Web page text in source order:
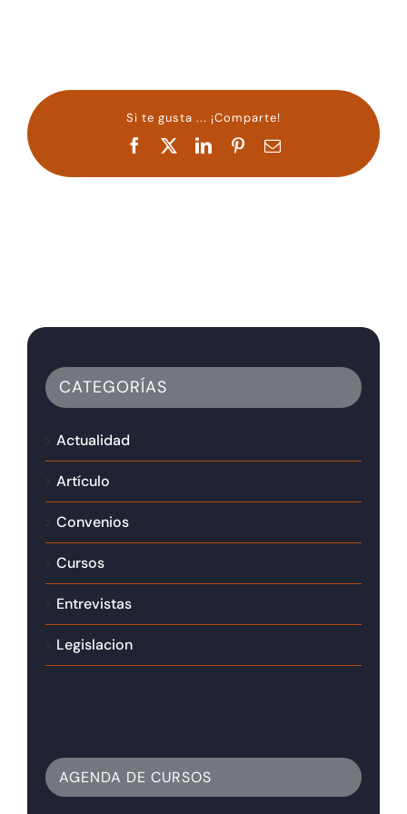
Si te gusta ... ¡Comparte!
Facebook LinkedInPinterestCorreo
CATEGORÍAS
Actualidad
Artículo
Convenios
Cursos
Entrevistas
Legislacion
AGENDA DE CURSOS